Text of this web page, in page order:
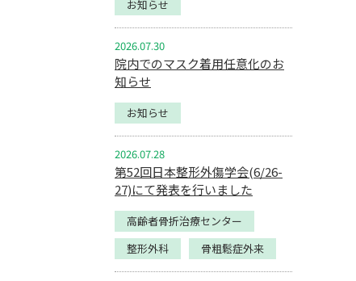
お知らせ
院内でのマスク着用任意化のお
知らせ
2026.07.30
お知らせ
第52回日本整形外傷学会(6/26-
27)にて発表を行いました
2026.07.28
高齢者骨折治療センター
整形外科
骨粗鬆症外来